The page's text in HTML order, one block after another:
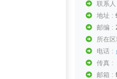
联系人
地址 :
邮编 :
所在
电话 :
传真 :
邮箱 :